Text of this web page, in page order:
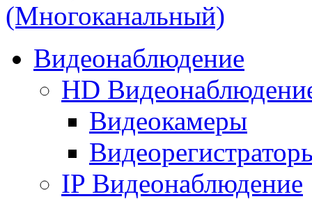
(Многоканальный)
Видеонаблюдение
HD
Видеокамеры
IP Видеонаблюдение